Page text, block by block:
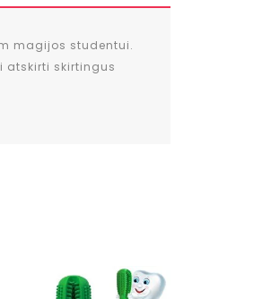
magijos studentui.
atskirti skirtingus